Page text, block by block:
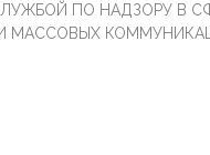
ПО НАДЗОРУ В
МАССОВЫХ